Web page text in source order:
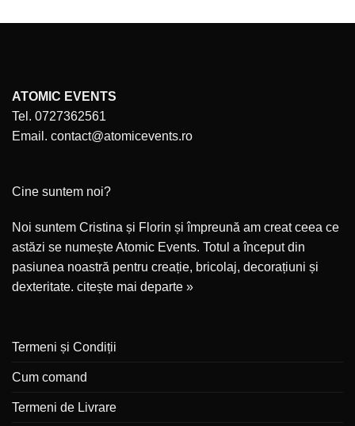
ATOMIC EVENTS
Tel. 0727362561
Email. contact@atomicevents.ro
Cine suntem noi?
Noi suntem Cristina și Florin și împreună am creat ceea ce
astăzi se numește Atomic Events. Totul a început din
pasiunea noastră pentru creație, bricolaj, decorațiuni și
dexteritate. citește mai departe »
Termeni și Condiții
Cum comand
Termeni de Livrare